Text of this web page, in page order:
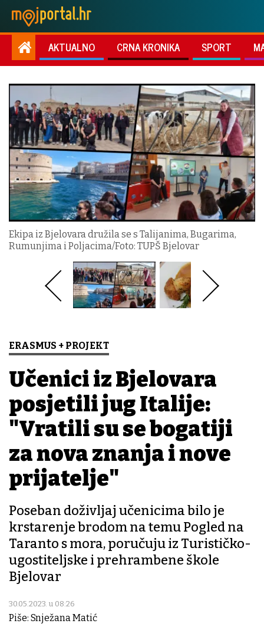
AKTUALNO CRNA KRONIKA SPORT
Ekipa iz Bjelovara družila se s Talijanima, Bugarima,
Rumunjima i Poljacima/Foto: TUPŠ Bjelovar
ERASMUS + PROJEKT
Učenici iz Bjelovara
posjetili jug Italije:
"Vratili su se bogatiji
za nova znanja i nove
prijatelje"
Poseban doživljaj učenicima bilo je
krstarenje brodom na temu Pogled na
Taranto s mora, poručuju iz Turističko-
ugostiteljske i prehrambene škole
Bjelovar
30.05.2023. u 08:26
Piše: Snježana Matić